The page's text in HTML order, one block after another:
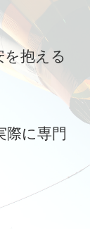
を抱える
際に専門